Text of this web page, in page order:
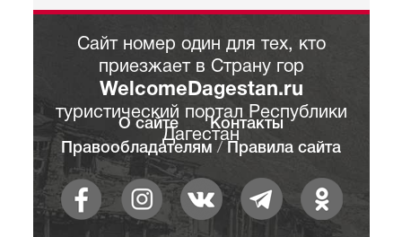
Сайт номер один для тех, кто
приезжает в Страну гор
WelcomeDagestan.ru
туристический портал Республики
Дагестан
О сайте
Контакты
Правообладателям / Правила сайта